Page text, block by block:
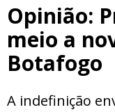
Opinião:
meio a
Botafogo
A indefinição